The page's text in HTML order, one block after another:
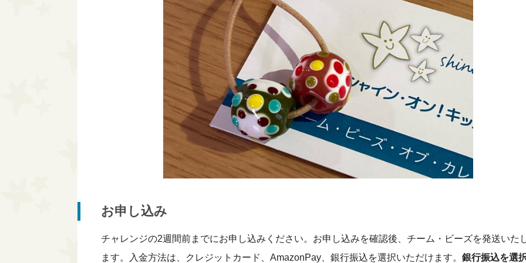
お申し込み
チャレンジの2週間前までにお申し込みください。お申し込みを確認後、チーム・ビーズを発送いた
ます。入金方法は、クレジットカード、AmazonPay、銀行振込を選択いただけます。 銀行振込を選